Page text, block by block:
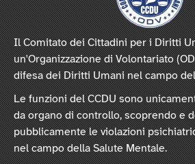
Il Comitato dei Cittadini per i Diritti
un'Organizzazione di Volontariato
difesa dei Diritti Umani nel campo
Le funzioni del CCDU sono
da organo di controllo, scoprendo e
pubblicamente le violazioni
nel campo della Salute Mentale.